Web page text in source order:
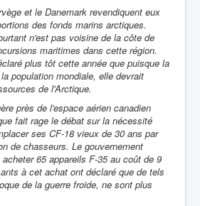
et le Danemark revendiquent eux
des fonds marins arctiques.
n'est pas voisine de la côte de
maritimes dans cette région.
plus tôt cette année que puisque la
population mondiale, elle devrait
de l'Arctique.
près de l'espace aérien canadien
fait rage le débat sur la nécessité
ses CF-18 vieux de 30 ans par
de chasseurs. Le gouvernement
65 appareils F-35 au coût de 9
à cet achat ont déclaré que de tels
de la guerre froide, ne sont plus